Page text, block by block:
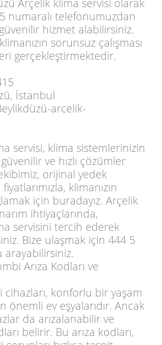
Arçelik klima servisi olarak
numaralı telefonumuzdan
hizmet alabilirsiniz.
sorunsuz çalışması
gerçekleştirmektedir.
İstanbul
arcelik-
servisi, klima sistemlerinizin
ve hızlı çözümler
orijinal yedek
klimanızın
için buradayız. Arçelik
ihtiyaçlarında,
servisini tercih ederek
Bize ulaşmak için 444 5
arayabilirsiniz.
Arıza Kodları ve
konforlu bir yaşam
önemli ev eşyalarıdır. Ancak
da arızalanabilir ve
belirir. Bu arıza kodları,